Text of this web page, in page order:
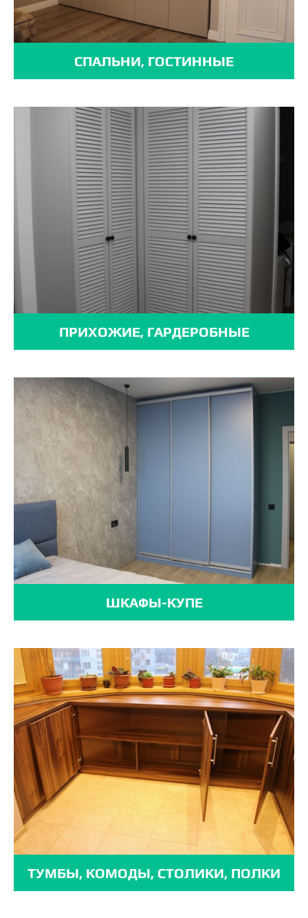
СПАЛЬНИ, ГОСТИННЫЕ
ПРИХОЖИЕ, ГАРДЕРОБНЫЕ
ШКАФЫ-КУПЕ
ТУМБЫ, КОМОДЫ, СТОЛИКИ, ПОЛКИ